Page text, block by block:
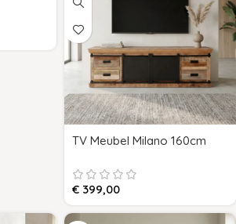
TV Meubel Milano 160cm
€ 399,00